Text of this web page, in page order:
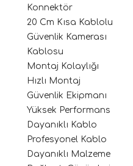
Konnektör
20 Cm Kısa Kablolu
Güvenlik Kamerası
Kablosu
Montaj Kolaylığı
Hızlı Montaj
Güvenlik Ekipmanı
Yüksek Performans
Dayanıklı Kablo
Profesyonel Kablo
Dayanıklı Malzeme